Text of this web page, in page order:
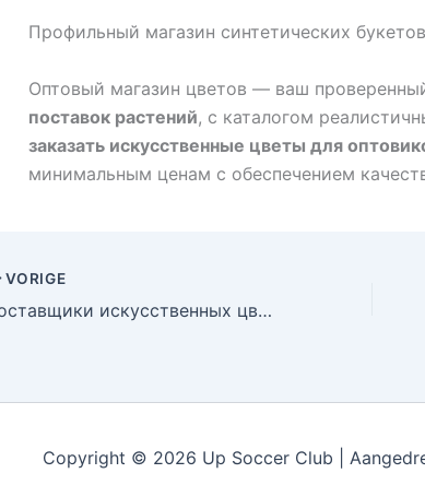
Профильный магазин синтетических букетов
Оптовый магазин цветов — ваш
поставок растений, с каталогом
заказать искусственные цветы для
минимальным ценам с обеспечением
VORIGE
поставщики искусственных цветов оптом Поставка синтетических растений для оптовиков – привлекательные условия для вашего организации
Copyright © 2026 Up Soccer Club |